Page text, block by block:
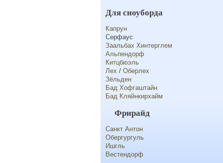
Для сноуборда
Капрун
Серфаус
Заальбах Хинтерглем
Альпендорф
Китцбюэль
Лех / Оберлех
Зёльден
Бад Хофгаштайн
Бад Кляйнкирхайм
Фрирайд
Санкт Антон
Обергургуль
Ишгль
Вестендорф